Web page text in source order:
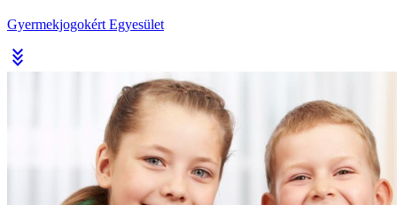
Gyermekjogokért Egyesület
stat_minus_3